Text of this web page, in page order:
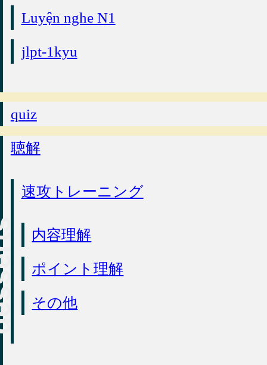
Luyện nghe N1
jlpt-1kyu
quiz
聴解
速攻トレーニング
内容理解
ポイント理解
その他